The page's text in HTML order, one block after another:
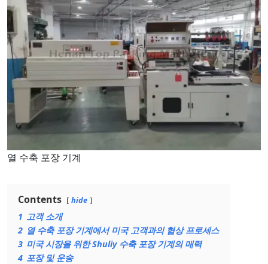
열 수축 포장 기계
Contents hide
1 고객 소개
2 열 수축 포장 기계에서 미국 고객과의 협상 프로세스
3 미국 시장을 위한 Shuliy 수축 포장 기계의 매력
4 포장 및 운송